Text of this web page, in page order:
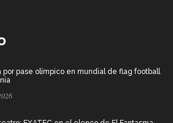
por pase olímpico en mundial de flag football